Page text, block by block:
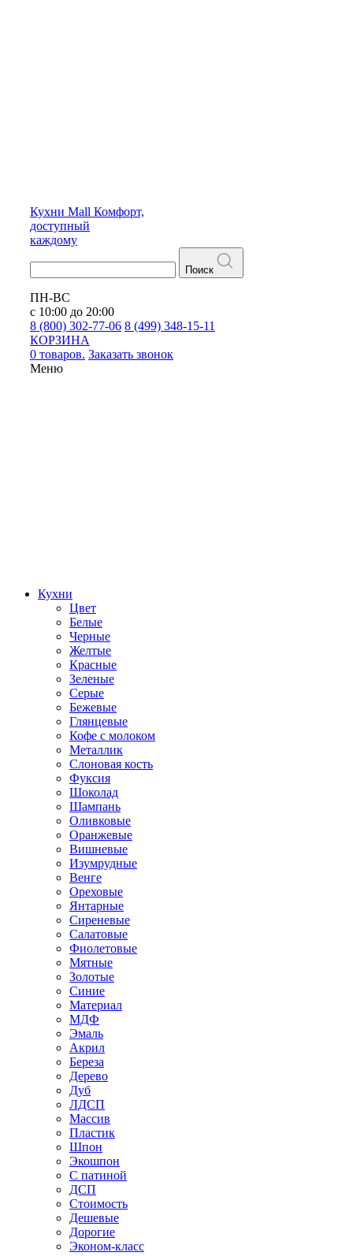
Кухни Mall Комфорт,
доступный
каждому
Поиск
ПН-ВС
с 10:00 до 20:00
8 (800) 302-77-06 8 (499) 348-15-11
КОРЗИНА
0 товаров. Заказать звонок
Меню
Кухни
Цвет
Белые
Черные
Желтые
Красные
Зеленые
Серые
Бежевые
Глянцевые
Кофе с молоком
Металлик
Слоновая кость
Фуксия
Шоколад
Шампань
Оливковые
Оранжевые
Вишневые
Изумрудные
Венге
Ореховые
Янтарные
Сиреневые
Салатовые
Фиолетовые
Мятные
Золотые
Синие
Материал
МДФ
Эмаль
Акрил
Береза
Дерево
Дуб
ЛДСП
Массив
Пластик
Шпон
Экошпон
С патиной
ДСП
Стоимость
Дешевые
Дорогие
Эконом-класс